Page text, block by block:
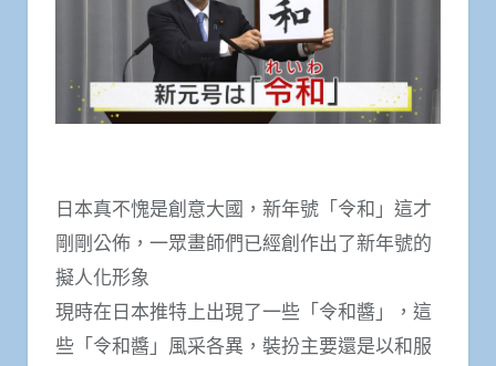
日本真不愧是創意大國，新年號「令和」這才
剛剛公佈，一眾畫師們已經創作出了新年號的
擬人化形象
現時在日本推特上出現了一些「令和醬」，這
些「令和醬」風采各異，裝扮主要還是以和服